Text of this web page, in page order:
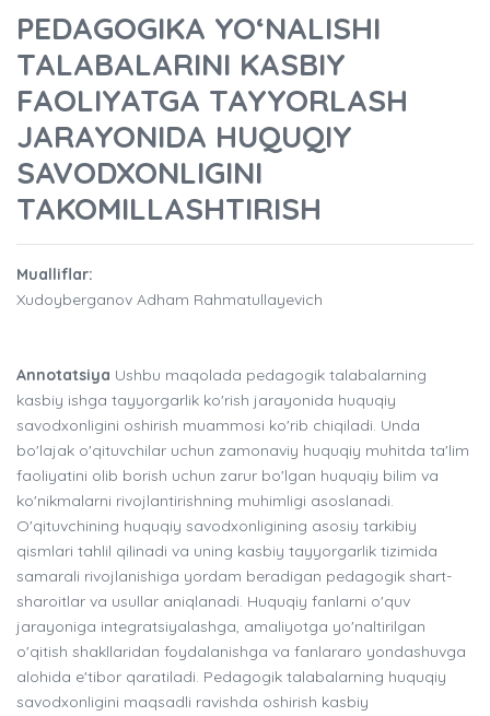
PEDAGOGIKA YO‘NALISHI
TALABALARINI KASBIY
FAOLIYATGA TAYYORLASH
JARAYONIDA HUQUQIY
SAVODXONLIGINI
TAKOMILLASHTIRISH
Mualliflar:
Xudoyberganov Adham Rahmatullayevich
Annotatsiya Ushbu maqolada pedagogik talabalarning
kasbiy ishga tayyorgarlik ko'rish jarayonida huquqiy
savodxonligini oshirish muammosi ko'rib chiqiladi. Unda
bo'lajak o'qituvchilar uchun zamonaviy huquqiy muhitda ta'lim
faoliyatini olib borish uchun zarur bo'lgan huquqiy bilim va
ko'nikmalarni rivojlantirishning muhimligi asoslanadi.
O'qituvchining huquqiy savodxonligining asosiy tarkibiy
qismlari tahlil qilinadi va uning kasbiy tayyorgarlik tizimida
samarali rivojlanishiga yordam beradigan pedagogik shart-
sharoitlar va usullar aniqlanadi. Huquqiy fanlarni o'quv
jarayoniga integratsiyalashga, amaliyotga yo'naltirilgan
o'qitish shakllaridan foydalanishga va fanlararo yondashuvga
alohida e'tibor qaratiladi. Pedagogik talabalarning huquqiy
savodxonligini maqsadli ravishda oshirish kasbiy